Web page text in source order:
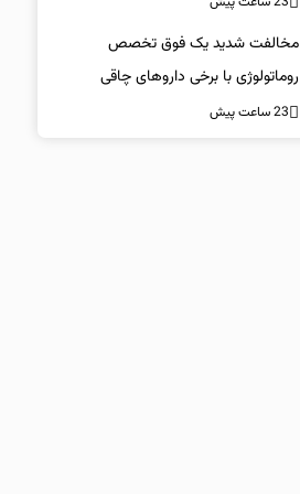
مخالفت شدید یک فوق تخصص
روماتولوژی با برخی داروهای چاقی
23 ساعت پیش